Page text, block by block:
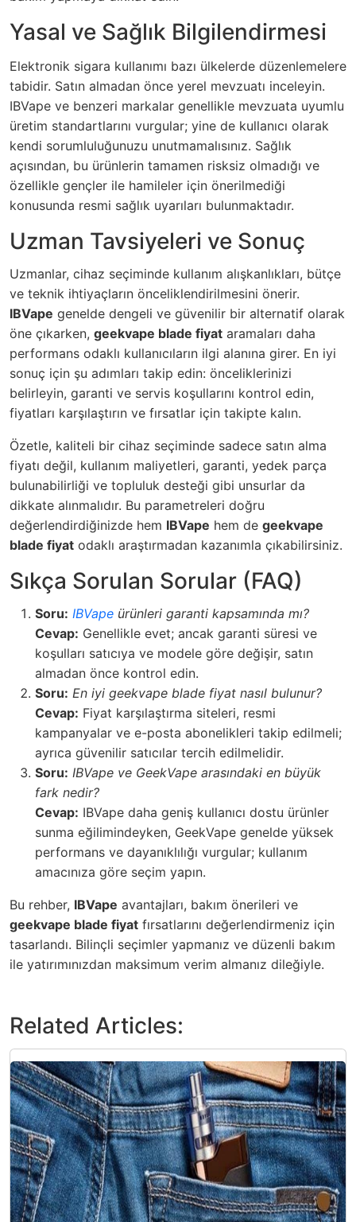
Yasal ve Sağlık Bilgilendirmesi
Elektronik sigara kullanımı bazı ülkelerde düzenlemelere
tabidir. Satın almadan önce yerel mevzuatı inceleyin.
IBVape ve benzeri markalar genellikle mevzuata uyumlu
üretim standartlarını vurgular; yine de kullanıcı olarak
kendi sorumluluğunuzu unutmamalısınız. Sağlık
açısından, bu ürünlerin tamamen risksiz olmadığı ve
özellikle gençler ile hamileler için önerilmediği
konusunda resmi sağlık uyarıları bulunmaktadır.
Uzman Tavsiyeleri ve Sonuç
Uzmanlar, cihaz seçiminde kullanım alışkanlıkları, bütçe
ve teknik ihtiyaçların önceliklendirilmesini önerir.
IBVape genelde dengeli ve güvenilir bir alternatif olarak
öne çıkarken, geekvape blade fiyat aramaları daha
performans odaklı kullanıcıların ilgi alanına girer. En iyi
sonuç için şu adımları takip edin: önceliklerinizi
belirleyin, garanti ve servis koşullarını kontrol edin,
fiyatları karşılaştırın ve fırsatlar için takipte kalın.
Özetle, kaliteli bir cihaz seçiminde sadece satın alma
fiyatı değil, kullanım maliyetleri, garanti, yedek parça
bulunabilirliği ve topluluk desteği gibi unsurlar da
dikkate alınmalıdır. Bu parametreleri doğru
değerlendirdiğinizde hem IBVape hem de geekvape
blade fiyat odaklı araştırmadan kazanımla çıkabilirsiniz.
Sıkça Sorulan Sorular (FAQ)
Soru: IBVape ürünleri garanti kapsamında mı?
Cevap: Genellikle evet; ancak garanti süresi ve
koşulları satıcıya ve modele göre değişir, satın
almadan önce kontrol edin.
Soru: En iyi geekvape blade fiyat nasıl bulunur?
Cevap: Fiyat karşılaştırma siteleri, resmi
kampanyalar ve e-posta abonelikleri takip edilmeli;
ayrıca güvenilir satıcılar tercih edilmelidir.
Soru: IBVape ve GeekVape arasındaki en büyük
fark nedir?
Cevap: IBVape daha geniş kullanıcı dostu ürünler
sunma eğilimindeyken, GeekVape genelde yüksek
performans ve dayanıklılığı vurgular; kullanım
amacınıza göre seçim yapın.
Bu rehber, IBVape avantajları, bakım önerileri ve
geekvape blade fiyat fırsatlarını değerlendirmeniz için
tasarlandı. Bilinçli seçimler yapmanız ve düzenli bakım
ile yatırımınızdan maksimum verim almanız dileğiyle.
Related Articles: